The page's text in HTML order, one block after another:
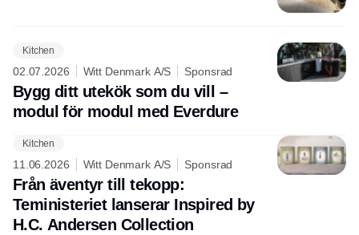
Kitchen
02.07.2026 Witt Denmark A/S Sponsrad
Bygg ditt utekök som du vill –
modul för modul med Everdure
Kitchen
11.06.2026 Witt Denmark A/S Sponsrad
Från äventyr till tekopp:
Teministeriet lanserar Inspired by
H.C. Andersen Collection